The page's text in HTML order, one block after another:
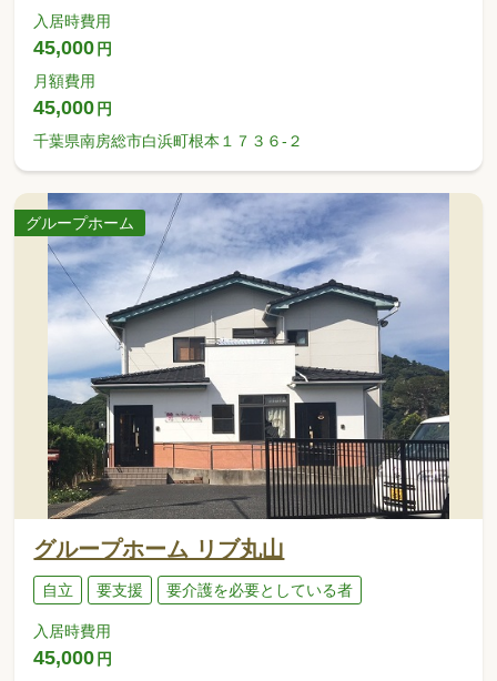
入居時費用
45,000 円
月額費用
45,000 円
千葉県南房総市白浜町根本１７３６-２
グループホーム
グループホーム リブ丸山
自立 要支援 要介護を必要としている者
入居時費用
45,000 円